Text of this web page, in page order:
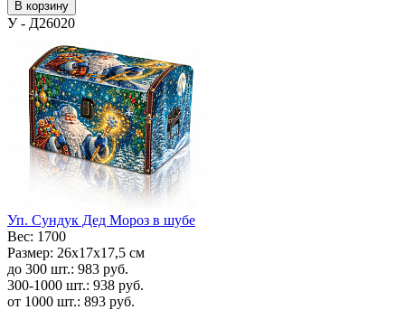
В корзину
У - Д26020
Уп. Сундук Дед Мороз в шубе
Вес: 1700
Размер: 26х17х17,5 см
до 300 шт.: 983 руб.
300-1000 шт.: 938 руб.
от 1000 шт.: 893 руб.